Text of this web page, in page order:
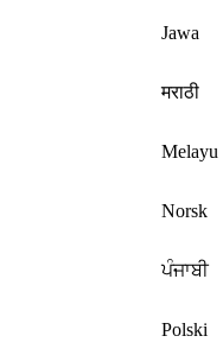
Jawa
मराठी
Melayu
Norsk
ਪੰਜਾਬੀ
Polski